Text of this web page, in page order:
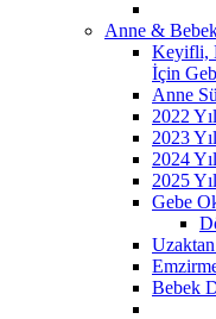
Anne &
Keyifli,
İçin
Anne
2022
2023
2024
2025
Gebe
Bebek